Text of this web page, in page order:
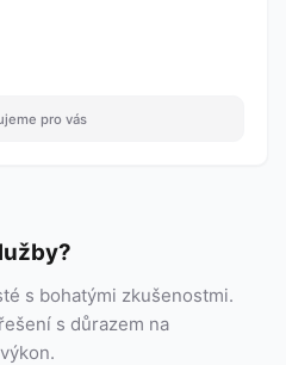
pro vás
s bohatými zkušenostmi.
s důrazem na